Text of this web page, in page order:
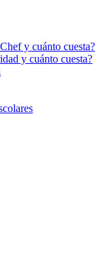
y cuánto cuesta?
y cuánto cuesta?